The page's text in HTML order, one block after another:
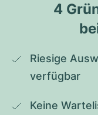
4
Riesige
verfügbar
Keine